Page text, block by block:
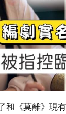
和《莫離》現